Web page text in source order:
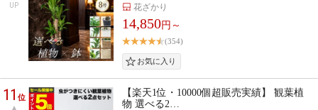
UP 花ざかり
14,850円～
(354)
11位
【楽天1位・10000個超販売実績】 観葉植
物 選べる2…